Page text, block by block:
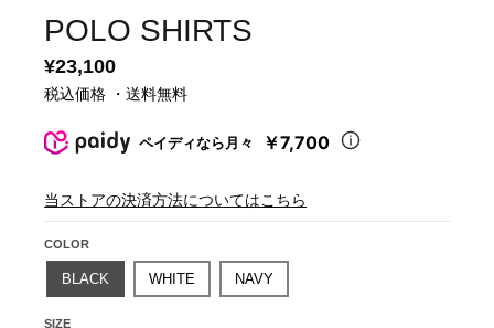
POLO SHIRTS
¥23,100
税込価格 ・送料無料
ペイディなら月々 ￥7,700
当ストアの決済方法についてはこちら
COLOR
BLACK WHITE NAVY
SIZE